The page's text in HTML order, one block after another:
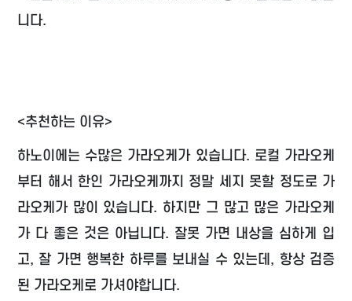
니다.
<추천하는 이유>
하노이에는 수많은 가라오케가 있습니다. 로컬 가라오케
부터 해서 한인 가라오케까지 정말 세지 못할 정도로 가
라오케가 많이 있습니다. 하지만 그 많고 많은 가라오케
가 다 좋은 것은 아닙니다. 잘못 가면 내상을 심하게 입
고, 잘 가면 행복한 하루를 보내실 수 있는데, 항상 검증
된 가라오케로 가셔야합니다.